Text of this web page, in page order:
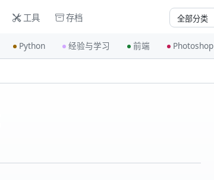
工具 存档
Python 经验与学习 前端 Photoshop